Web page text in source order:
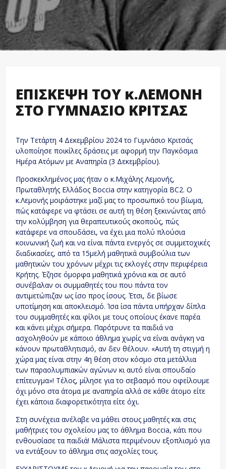
ΕΠΙΣΚΕΨΗ ΤΟΥ κ.ΛΕΜΟΝΗ
ΣΤΟ ΓΥΜΝΑΣΙΟ ΚΡΙΤΣΑΣ
Την Τετάρτη 4 Δεκεμβρίου 2024 το Γυμνάσιο Κριτσάς
υλοποίησε ποικίλες δράσεις με αφορμή την Παγκόσμια
Ημέρα Ατόμων με Αναπηρία (3 Δεκεμβρίου).
Προσκεκλημένος μας ήταν ο κ.Μιχάλης Λεμονής,
Πρωταθλητής Ελλάδος Boccia στην κατηγορία ΒC2. Ο
κ.Λεμονής μοιράστηκε μαζί μας το προσωπικό του βίωμα,
πώς κατάφερε να φτάσει σε αυτή τη θέση ξεκινώντας από
την κολύμβηση για θεραπευτικούς σκοπούς, πώς
κατάφερε να σπουδάσει, να έχει μια πολύ πλούσια
κοινωνική ζωή και να είναι πάντα ενεργός σε συμμετοχικές
διαδικασίες, από τα 15μελή μαθητικά συμβούλια των
μαθητικών του χρόνων μέχρι τις εκλογές στην περιφέρεια
Κρήτης. Έζησε όμορφα μαθητικά χρόνια και σε αυτό
συνέβαλαν οι συμμαθητές του που πάντα τον
αντιμετώπιζαν ως ίσο προς ίσους. Έτσι, δε βίωσε
υποτίμηση και αποκλεισμό. Ίσα ίσα πάντα υπήρχαν δίπλα
του συμμαθητές και φίλοι με τους οποίους έκανε παρέα
και κάνει μέχρι σήμερα. Παρότρυνε τα παιδιά να
ασχοληθούν με κάποιο άθλημα χωρίς να είναι ανάγκη να
κάνουν πρωταθλητισμό, αν δεν θέλουν. «Αυτή τη στιγμή η
χώρα μας είναι στην 4η θέση στον κόσμο στα μετάλλια
των παραολυμπιακών αγώνων κι αυτό είναι σπουδαίο
επίτευγμα»! Τέλος, μίλησε για το σεβασμό που οφείλουμε
όχι μόνο στα άτομα με αναπηρία αλλά σε κάθε άτομο είτε
έχει κάποια διαφορετικότητα είτε όχι.
Στη συνέχεια ανέλαβε να μάθει στους μαθητές και στις
μαθήτριες του σχολείου μας το άθλημα Boccia, κάτι που
ενθουσίασε τα παιδιά! Μάλιστα περιμένουν εξοπλισμό για
να εντάξουν το άθλημα στις ασχολίες τους.